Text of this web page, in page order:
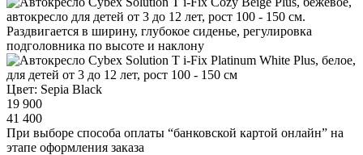
Цвет: Sepia Black
19 900
41 400
При выборе способа оплаты “банковской картой онлайн” на
этапе оформления заказа